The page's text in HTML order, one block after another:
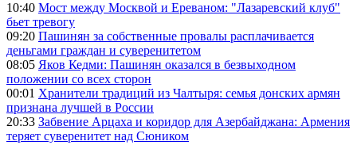
10:40 Мост между Москвой и Ереваном: "Лазаревский клуб"
бьет тревогу
09:20 Пашинян за собственные провалы расплачивается
деньгами граждан и суверенитетом
08:05 Яков Кедми: Пашинян оказался в безвыходном
положении со всех сторон
00:01 Хранители традиций из Чалтыря: семья донских армян
признана лучшей в России
20:33 Забвение Арцаха и коридор для Азербайджана: Армения
теряет суверенитет над Сюником